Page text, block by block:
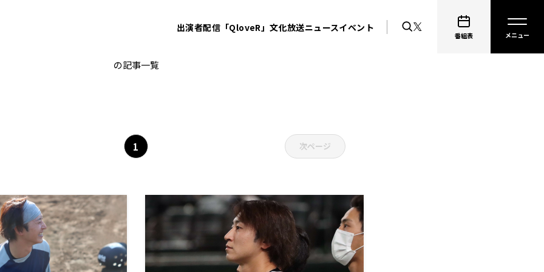
出演者配信「QloveR」文化放送ニュースイベント
番組表
kaneko_yuji
の記事一覧
1 次ページ